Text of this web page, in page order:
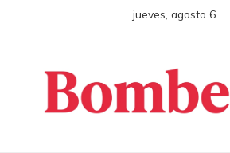
jueves, agosto 6